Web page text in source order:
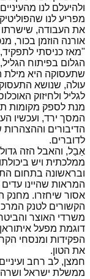
ולהיעלם לנו
מפריע לנו
את העבודה,
אורנה הוזמן בכור,
"מאז כניסתי
הגלום בפיתוח
שתעסוקה היא מילת
עולה, שנושא
לגליל ולחיזוק
מנת לספק מקומות
המסך ירד, ועכשיו
הדיבורים
לדוברים.
אַבַל, והאבל הזה
ממלכתית ויש
ובראשונה בתחום
המראות שהיינו
אסור שיחזרו. מחנק
הקשורים לטנק
משרדי האוצר
דוגמת מפעל
הפקידות ומנסחי
את הטון.
חמצן, לב רחב
ממשלת ישראל